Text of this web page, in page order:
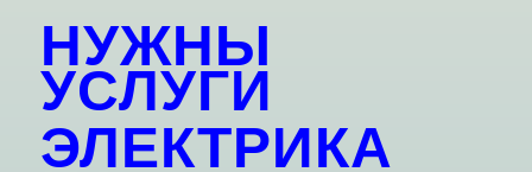
НУЖНЫ
УСЛУГИ
ЭЛЕКТРИКА